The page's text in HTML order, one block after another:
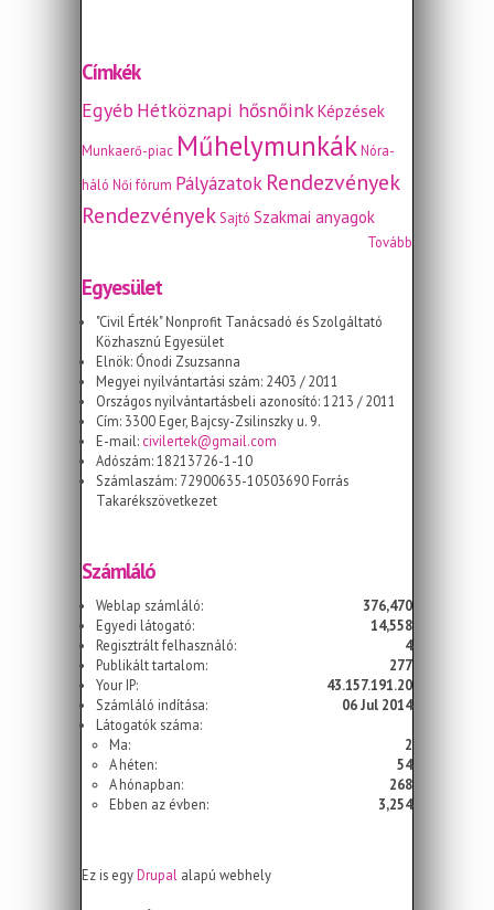
Címkék
EgyébHétköznapi hősnőinkKépzések
Munkaerő-piac MűhelymunkákNóra-
háló Női fórum Pályázatok Rendezvények
Rendezvények Sajtó Szakmai anyagok
Tovább
Egyesület
"Civil Érték" Nonprofit Tanácsadó és Szolgáltató
Közhasznú Egyesület
Elnök: Ónodi Zsuzsanna
Megyei nyilvántartási szám: 2403 / 2011
Országos nyilvántartásbeli azonosító: 1213 / 2011
Cím: 3300 Eger, Bajcsy-Zsilinszky u. 9.
E-mail: civilertek@gmail.com
Adószám: 18213726-1-10
Számlaszám: 72900635-10503690 Forrás
Takarékszövetkezet
Számláló
Weblap számláló:
376,470
Egyedi látogató:
14,558
Regisztrált felhasználó:
4
Publikált tartalom:
277
Your IP:
43.157.191.20
Számláló indítása:
06 Jul 2014
Látogatók száma:
Ma:
2
A héten:
54
A hónapban:
268
Ebben az évben:
3,254
Ez is egyDrupal alapú webhely